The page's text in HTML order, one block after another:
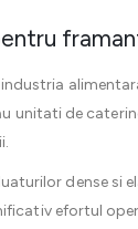
unitati de
dense si
efortul